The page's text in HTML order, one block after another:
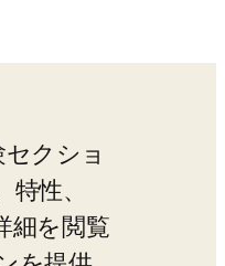
クショ
特性、
細を閲覧